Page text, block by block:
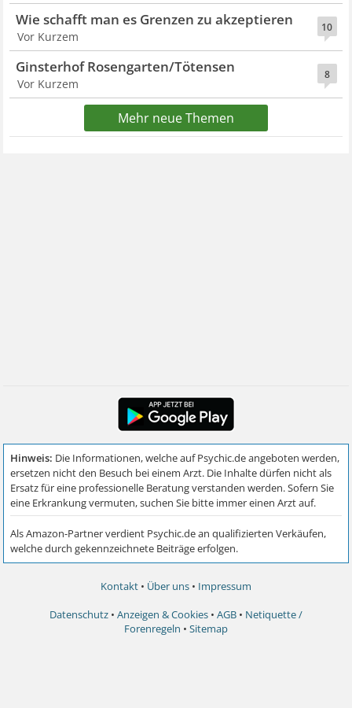
10
Wie schafft man es Grenzen zu akzeptieren
Vor Kurzem
8
Ginsterhof Rosengarten/Tötensen
Vor Kurzem
Mehr neue Themen
Kontakt • Über uns • Impressum
Datenschutz • Anzeigen & Cookies • AGB • Netiquette /
Forenregeln • Sitemap